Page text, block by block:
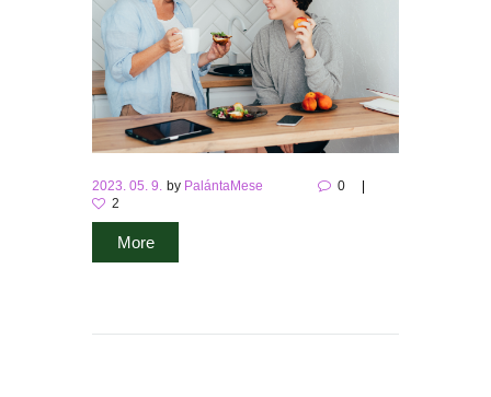
2023. 05. 9. by PalántaMese
0
2
More